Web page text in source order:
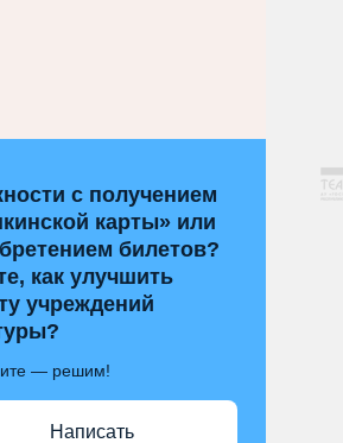
с получением
карты» или
билетов?
как улучшить
учреждений
— решим!
Написать